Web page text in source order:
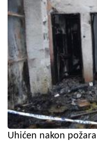
Uhićen nakon